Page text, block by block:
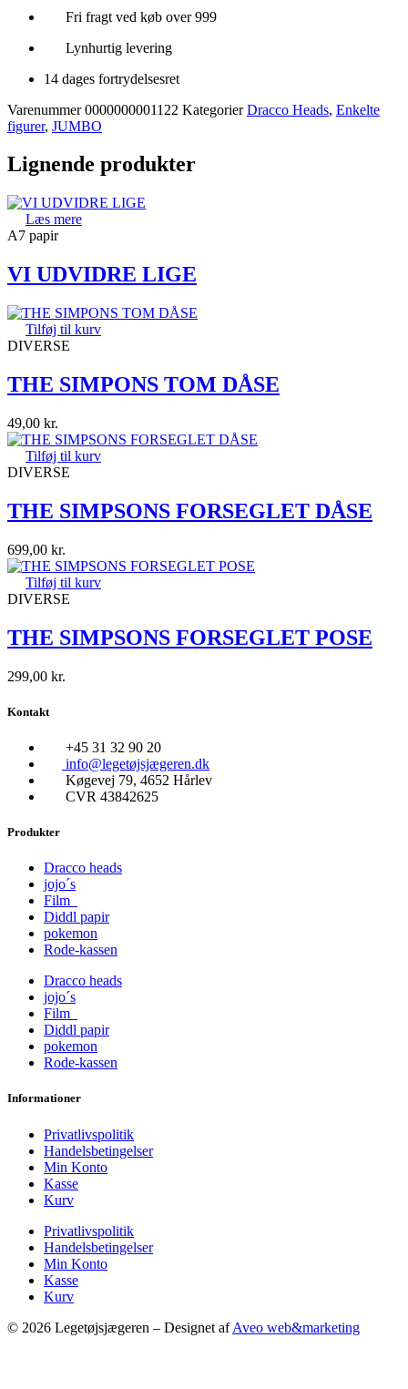
Fri fragt ved køb over 999
Lynhurtig levering
14 dages fortrydelsesret
Varenummer0000000001122 Kategorier Dracco Heads, Enkelte
figurer, JUMBO
Lignende produkter
Læs mere
A7 papir
VI UDVIDRE LIGE
Tilføj til kurv
DIVERSE
THE SIMPONS TOM DÅSE
49,00 kr.
Tilføj til kurv
DIVERSE
THE SIMPSONS FORSEGLET DÅSE
699,00 kr.
Tilføj til kurv
DIVERSE
THE SIMPSONS FORSEGLET POSE
299,00 kr.
Kontakt
+45 31 32 90 20
info@legetøjsjægeren.dk
Køgevej 79, 4652 Hårlev
CVR 43842625
Produkter
Dracco heads
jojo´s
Film
Diddl papir
pokemon
Rode-kassen
Dracco heads
jojo´s
Film
Diddl papir
pokemon
Rode-kassen
Informationer
Privatlivspolitik
Handelsbetingelser
Min Konto
Kasse
Kurv
Privatlivspolitik
Handelsbetingelser
Min Konto
Kasse
Kurv
© 2026 Legetøjsjægeren – Designet afAveo web&marketing